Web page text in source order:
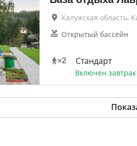
Калужская область,
Открытый бассейн
×2 Стандарт
Включен завтрак